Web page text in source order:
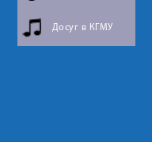
Досуг в КГМУ